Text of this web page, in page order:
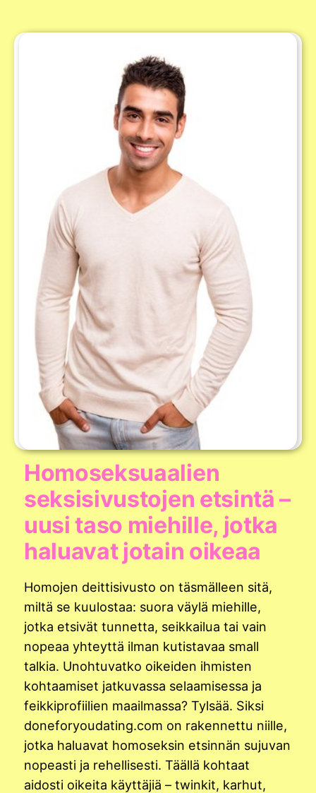
Homoseksuaalien
seksisivustojen etsintä –
uusi taso miehille, jotka
haluavat jotain oikeaa
Homojen deittisivusto on täsmälleen sitä,
miltä se kuulostaa: suora väylä miehille,
jotka etsivät tunnetta, seikkailua tai vain
nopeaa yhteyttä ilman kutistavaa small
talkia. Unohtuvatko oikeiden ihmisten
kohtaamiset jatkuvassa selaamisessa ja
feikkiprofiilien maailmassa? Tylsää. Siksi
doneforyoudating.com on rakennettu niille,
jotka haluavat homoseksin etsinnän sujuvan
nopeasti ja rehellisesti. Täällä kohtaat
aidosti oikeita käyttäjiä – twinkit, karhut,